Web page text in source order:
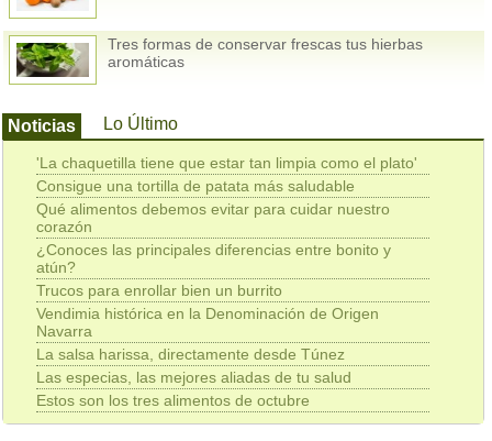
Tres formas de conservar frescas tus hierbas
aromáticas
Noticias Lo Último
'La chaquetilla tiene que estar tan limpia como el plato'
Consigue una tortilla de patata más saludable
Qué alimentos debemos evitar para cuidar nuestro
corazón
¿Conoces las principales diferencias entre bonito y
atún?
Trucos para enrollar bien un burrito
Vendimia histórica en la Denominación de Origen
Navarra
La salsa harissa, directamente desde Túnez
Las especias, las mejores aliadas de tu salud
Estos son los tres alimentos de octubre